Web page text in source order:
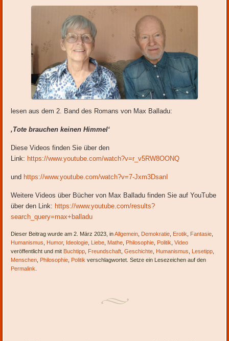
lesen aus dem 2. Band des Romans von Max Balladu:
‚Tote brauchen keinen Himmel‘
Diese Videos finden Sie über den
Link: https://www.youtube.com/watch?v=r_v5RW8OONQ
und https://www.youtube.com/watch?v=7-Jxm3DsanI
Weitere Videos über Bücher von Max Balladu finden Sie auf YouTube
über den Link: https://www.youtube.com/results?
search_query=max+balladu
Dieser Beitrag wurde am 2. März 2023, inAllgemein Demokratie Erotik Fantasie
Humanismus
Humor, Ideologie Liebe Mathe Philosophie Politik ,Video
veröffentlicht und mit Buchtipp Freundschaft ,Geschichte Humanismus Lesetipp
Menschen Philosophie Politik verschlagwortet. Setze ein Lesezeichen auf den
Permalink